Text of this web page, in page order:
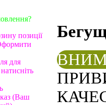
позиції
для
(Ваш